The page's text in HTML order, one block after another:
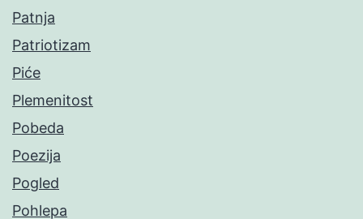
Patnja
Patriotizam
Piće
Plemenitost
Pobeda
Poezija
Pogled
Pohlepa